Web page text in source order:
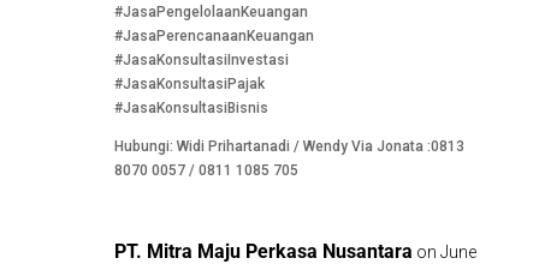
#JasaPengelolaanKeuangan
#JasaPerencanaanKeuangan
#JasaKonsultasiInvestasi
#JasaKonsultasiPajak
#JasaKonsultasiBisnis
Hubungi: Widi Prihartanadi / Wendy Via Jonata :0813
8070 0057 / 0811 1085 705
PT. Mitra Maju Perkasa Nusantara on June